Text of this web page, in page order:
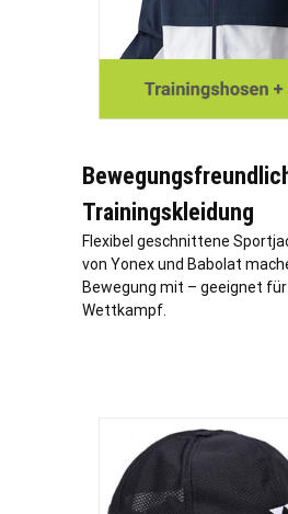
Trainingskleidung
Flexibel geschnittene
von Yonex und Babolat
Bewegung mit – geeignet
Wettkampf.